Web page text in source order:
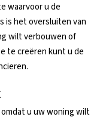
waarvoor u de
is het oversluiten van
wilt verbouwen of
te creëren kunt u de
u uw woning wilt